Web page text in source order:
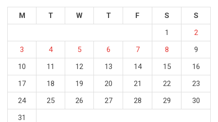
M T W T F S
S
1
2
3
4 5 6 7 8
9
10
11 12 13 14 15
16
17
18 19 20 21 22
23
24
25 26 27 28 29
30
31